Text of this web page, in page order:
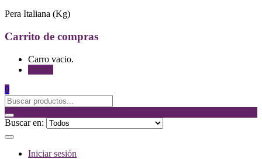
Pera Italiana (Kg)
Carrito de compras
Carro vacio.
0
Buscar en:
Iniciar sesión